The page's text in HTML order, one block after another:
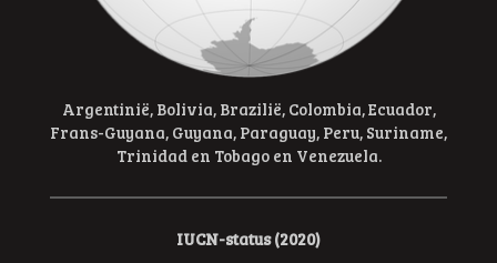
Argentinië, Bolivia, Brazilië, Colombia, Ecuador,
Frans-Guyana, Guyana, Paraguay, Peru, Suriname,
Trinidad en Tobago en Venezuela.
IUCN-status (2020)